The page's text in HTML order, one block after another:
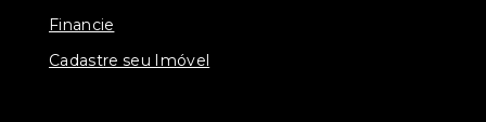
Financie
Cadastre seu Imóvel